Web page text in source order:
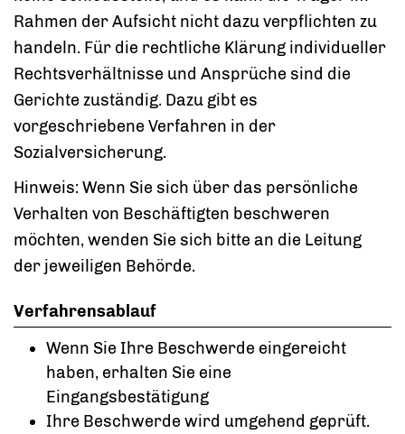
Rahmen der Aufsicht nicht dazu verpflichten zu
handeln. Für die rechtliche Klärung individueller
Rechtsverhältnisse und Ansprüche sind die
Gerichte zuständig. Dazu gibt es
vorgeschriebene Verfahren in der
Sozialversicherung.
Hinweis: Wenn Sie sich über das persönliche
Verhalten von Beschäftigten beschweren
möchten, wenden Sie sich bitte an die Leitung
der jeweiligen Behörde.
Verfahrensablauf
Wenn Sie Ihre Beschwerde eingereicht
haben, erhalten Sie eine
Eingangsbestätigung
Ihre Beschwerde wird umgehend geprüft.